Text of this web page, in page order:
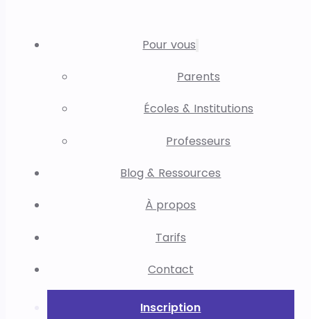
Pour vous
Parents
Écoles & Institutions
Professeurs
Blog & Ressources
À propos
Tarifs
Contact
Inscription